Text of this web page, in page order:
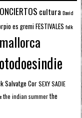
cultura David
es gremiFESTIVALES folk
mallorca
Salvatge CorSEXY SADIE
the indian summerthe